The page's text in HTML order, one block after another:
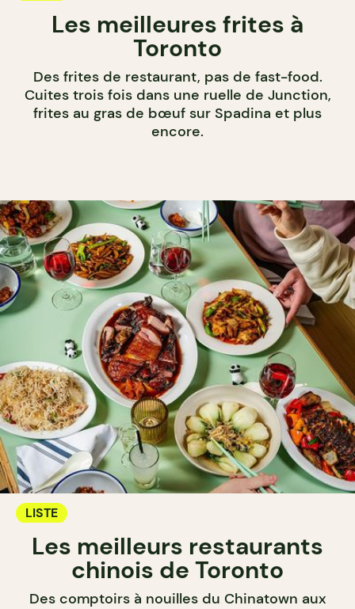
Les meilleures frites à
Toronto
Des frites de restaurant, pas de fast-food.
Cuites trois fois dans une ruelle de Junction,
frites au gras de bœuf sur Spadina et plus
encore.
LISTE
Les meilleurs restaurants
chinois de Toronto
Des comptoirs à nouilles du Chinatown aux